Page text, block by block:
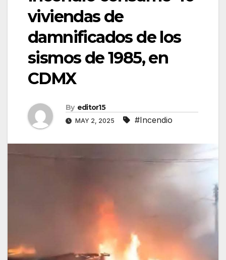
viviendas de
damnificados de los
sismos de 1985, en
CDMX
By editor15
MAY 2, 2025 #Incendio